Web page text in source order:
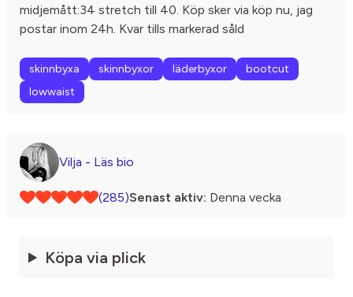
midjemått:34 stretch till 40. Köp sker via köp nu, jag
postar inom 24h. Kvar tills markerad såld
skinnbyxa skinnbyxor läderbyxor
bootcut
lowwaist
Vilja - Läs bio
(285)Senast aktiv: Denna vecka
Köpa via plick